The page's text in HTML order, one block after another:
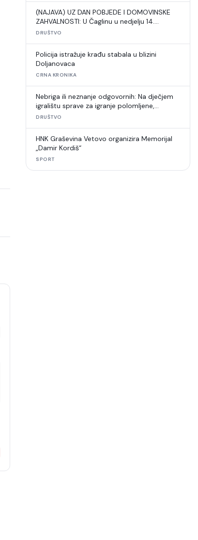
(NAJAVA) UZ DAN POBJEDE I DOMOVINSKE
ZAHVALNOSTI: U Čaglinu u nedjelju 14.
međunarodni šahovski turnir
DRUŠTVO
Policija istražuje krađu stabala u blizini
Doljanovaca
CRNA KRONIKA
Nebriga ili neznanje odgovornih: Na dječjem
igralištu sprave za igranje polomljene,
umjetna trava u raspadu
DRUŠTVO
HNK Graševina Vetovo organizira Memorijal
„Damir Kordiš“
SPORT